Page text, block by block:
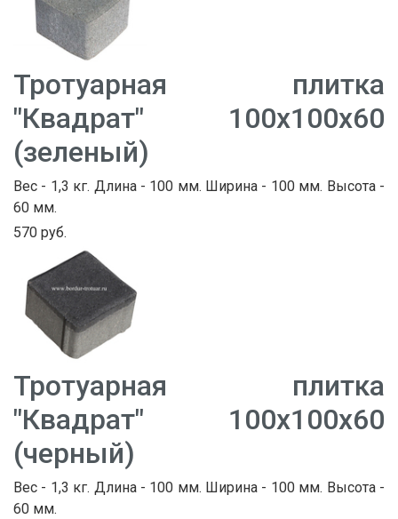
Тротуарная плитка
"Квадрат" 100х100х60
(зеленый)
Вес - 1,3 кг. Длина - 100 мм. Ширина - 100 мм. Высота -
60 мм.
570 руб.
Тротуарная плитка
"Квадрат" 100х100х60
(черный)
Вес - 1,3 кг. Длина - 100 мм. Ширина - 100 мм. Высота -
60 мм.